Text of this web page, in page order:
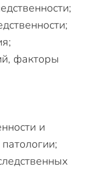
факторы
и